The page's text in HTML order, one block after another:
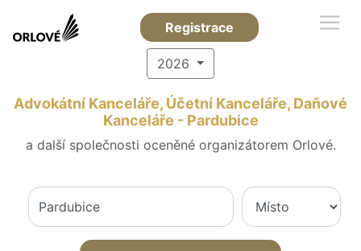
Registrace
2026
Advokátní Kanceláře, Účetní Kanceláře, Daňové
Kanceláře - Pardubice
a další společnosti oceněné organizátorem Orlové.